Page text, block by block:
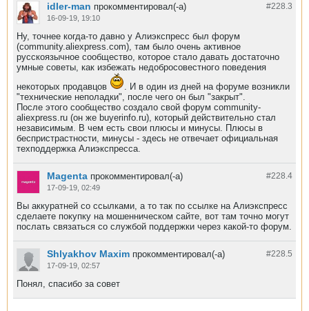
#228.3
idler-man прокомментировал(-а)
16-09-19, 19:10
Ну, точнее когда-то давно у Алиэкспресс был форум
(community.aliexpress.com), там было очень активное
русскоязычное сообщество, которое стало давать достаточно
умные советы, как избежать недобросовестного поведения
некоторых продавцов
. И в один из дней на форуме возникли
"технические неполадки", после чего он был "закрыт".
После этого сообщество создало свой форум community-
aliexpress.ru (он же buyerinfo.ru), который действительно стал
независимым. В чем есть свои плюсы и минусы. Плюсы в
беспристрастности, минусы - здесь не отвечает официальная
техподдержка Алиэкспресса.
#228.4
Magenta прокомментировал(-а)
17-09-19, 02:49
Вы аккуратней со ссылками, а то так по ссылке на Алиэкспресс
сделаете покупку на мошенническом сайте, вот там точно могут
послать связаться со службой поддержки через какой-то форум.
#228.5
Shlyakhov Maxim прокомментировал(-а)
17-09-19, 02:57
Понял, спасибо за совет